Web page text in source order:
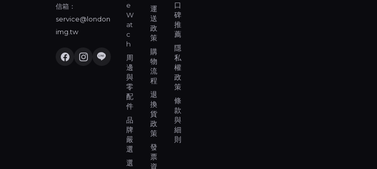
信箱：
service@london
img.tw
e
W
at
c
h
周
邊
與
零
配
件
品
牌
嚴
選
選
運
送
政
策
購
物
流
程
退
換
貨
政
策
發
票
資
口
碑
推
薦
隱
私
權
政
策
條
款
與
細
則